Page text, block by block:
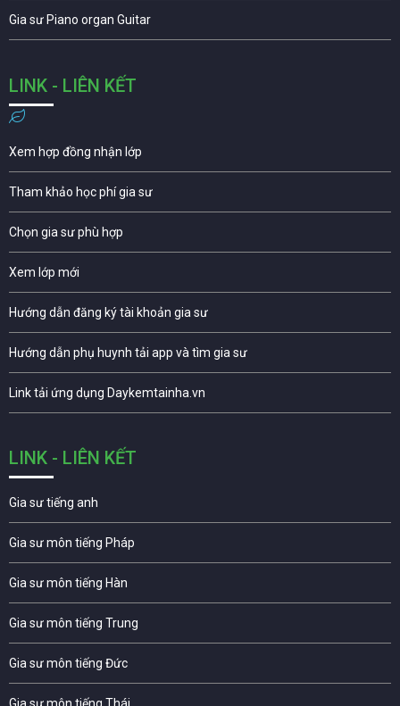
Gia sư Piano organ Guitar
LINK - LIÊN KẾT
Xem hợp đồng nhận lớp
Tham khảo học phí gia sư
Chọn gia sư phù hợp
Xem lớp mới
Hướng dẫn đăng ký tài khoản gia sư
Hướng dẫn phụ huynh tải app và tìm gia sư
Link tải ứng dụng Daykemtainha.vn
LINK - LIÊN KẾT
Gia sư tiếng anh
Gia sư môn tiếng Pháp
Gia sư môn tiếng Hàn
Gia sư môn tiếng Trung
Gia sư môn tiếng Đức
Gia sư môn tiếng Thái